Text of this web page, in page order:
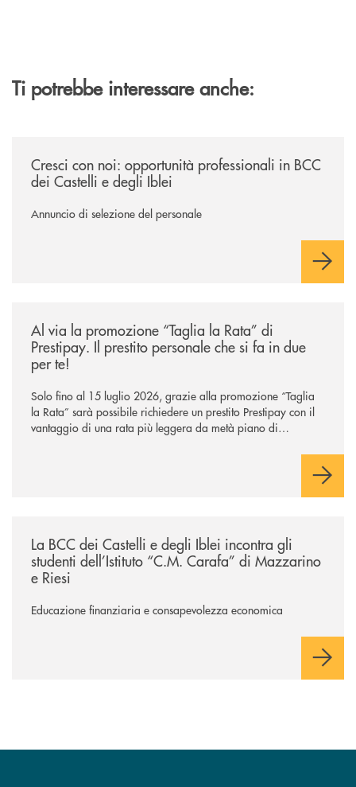
Ti potrebbe interessare anche:
Cresci con noi: opportunità professionali in BCC
dei Castelli e degli Iblei
Annuncio di selezione del personale
Al via la promozione “Taglia la Rata” di
Prestipay. Il prestito personale che si fa in due
per te!
Solo fino al 15 luglio 2026, grazie alla promozione “Taglia
la Rata” sarà possibile richiedere un prestito Prestipay con il
vantaggio di una rata più leggera da metà piano di
La BCC dei Castelli e degli Iblei incontra gli
studenti dell’Istituto “C.M. Carafa” di Mazzarino
e Riesi
Educazione finanziaria e consapevolezza economica